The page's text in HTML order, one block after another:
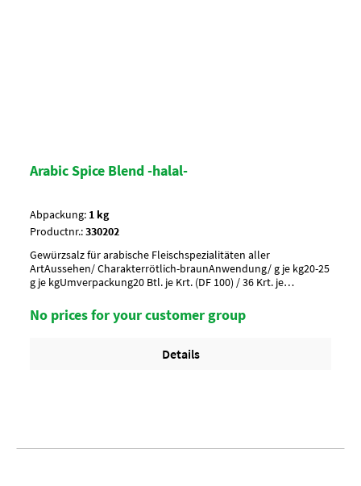
Arabic Spice Blend -halal-
Abpackung: 1 kg
Productnr.:330202
Gewürzsalz für arabische Fleischspezialitäten aller
ArtAussehen/ Charakterrötlich-braunAnwendung/ g je kg20-25
g je kgUmverpackung20 Btl. je Krt. (DF 100) / 36 Krt. je
No prices for your customer group
Details